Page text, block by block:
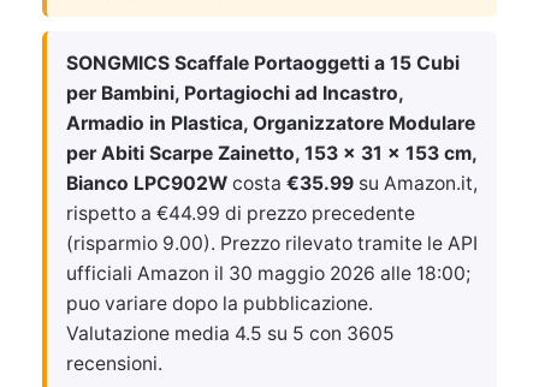
SONGMICS Scaffale Portaoggetti a 15 Cubi
per Bambini, Portagiochi ad Incastro,
Armadio in Plastica, Organizzatore Modulare
per Abiti Scarpe Zainetto, 153 x 31 x 153 cm,
Bianco LPC902W costa €35.99 su Amazon.it,
rispetto a €44.99 di prezzo precedente
(risparmio 9.00). Prezzo rilevato tramite le API
ufficiali Amazon il 30 maggio 2026 alle 18:00;
puo variare dopo la pubblicazione.
Valutazione media 4.5 su 5 con 3605
recensioni.